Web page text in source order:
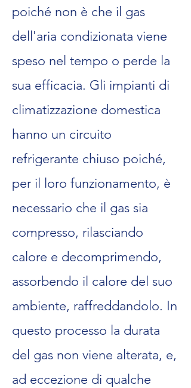
poiché non è che il gas
dell'aria condizionata viene
speso nel tempo o perde la
sua efficacia. Gli impianti di
climatizzazione domestica
hanno un circuito
refrigerante chiuso poiché,
per il loro funzionamento, è
necessario che il gas sia
compresso, rilasciando
calore e decomprimendo,
assorbendo il calore del suo
ambiente, raffreddandolo. In
questo processo la durata
del gas non viene alterata, e,
ad eccezione di qualche